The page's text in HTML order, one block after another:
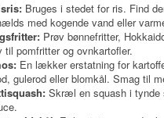
Bruges i stedet for ris. Find
med kogende vand eller
Prøv bønnefritter,
til pomfritter og ovnkartofler.
En lækker erstatning for
gulerod eller blomkål. Smag til
Skræl en squash i tynde